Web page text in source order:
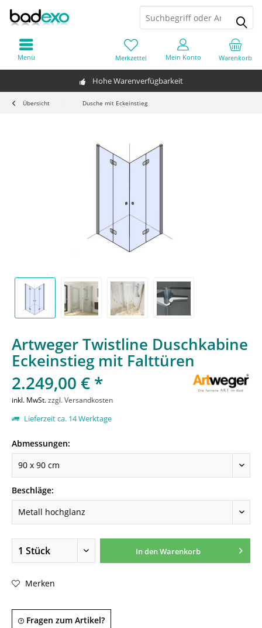
Hohe Warenverfügbarkeit
Warenkorb
Merkzettel Mein Konto
Menü
Übersicht Dusche mit Eckeinstieg
Artweger Twistline Duschkabine
Eckeinstieg mit Falttüren
2.249,00 € *
inkl. MwSt.zzgl. Versandkosten
Lieferzeit ca. 14 Werktage
Abmessungen:
Beschläge:
In denWarenkorb
Merken
Fragen zum Artikel?